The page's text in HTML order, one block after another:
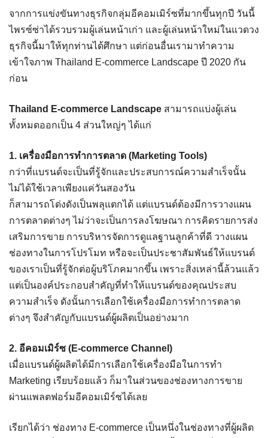
จากการแข่งขันทางธุรกิจกลุ่มอีคอมเมิร์ซที่มากขึ้นทุกปี วันนี้
ไพรซ์ซ่าได้รวบรวมผู้เล่นหน้าเก่า และผู้เล่นหน้าใหม่ในแวดวง
ธุรกิจนี้มาให้ทุกท่านได้ศึกษา แต่ก่อนอื่นเรามาทำความ
เข้าใจภาพ Thailand E-commerce Landscape ปี 2020 กัน
ก่อน
Thailand E-commerce Landscape สามารถแบ่งผู้เล่น
ทั้งหมดออกเป็น 4 ส่วนใหญ่ๆ ได้แก่
1. เครื่องมือการทำการตลาด (Marketing Tools)
กว่าที่แบรนด์จะเป็นที่รู้จักและประสบการณ์ความสำเร็จนั้น
ไม่ได้ใช้เวลาเพียงแค่วันสองวัน
ก็สามารถโด่งดังเป็นพลุแตกได้ แต่แบรนด์ต้องมีการวางแผน
การตลาดต่างๆ ไม่ว่าจะเป็นการลงโฆษณา การคิดรายการส่ง
เสริมการขาย การบริหารจัดการดูแลฐานลูกค้าที่ดี วางแผน
ช่องทางในการโปรโมท หรือจะเป็นประชาสัมพันธ์ให้แบรนด์
ของเราเป็นที่รู้จักต่อผู้บริโภคมากขึ้น เพราะสิ่งเหล่านี้ล้วนแล้ว
แต่เป็นองค์ประกอบสำคัญที่ทำให้แบรนด์ของคุณประสบ
ความสำเร็จ ดังนั้นการเลือกใช้เครื่องมือการทำการตลาด
ต่างๆ จึงสำคัญกับแบรนด์ผู้ผลิตเป็นอย่างมาก
2. อีคอมเมิร์ซ (E-commerce Channel)
เมื่อแบรนด์ผู้ผลิตได้มีการเลือกใช้เครื่องมือในการทำ
Marketing เรียบร้อยแล้ว ก็มาในส่วนของช่องทางการขาย
ผ่านแพลตฟอร์มอีคอมเมิร์ซได้เลย
เรียกได้ว่า ช่องทาง E-commerce เป็นหนึ่งในช่องทางที่ผู้ผลิต